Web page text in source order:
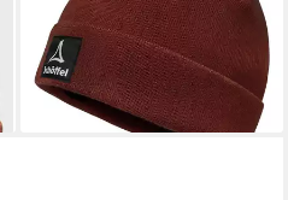
39,95 €
lieferbar - in 3-4 Werktagen bei dir